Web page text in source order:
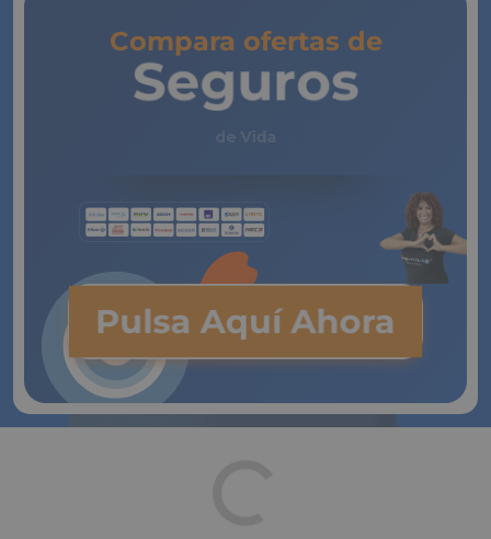
Compara ofertas de
Seguros
Pulsa Aquí Ahora